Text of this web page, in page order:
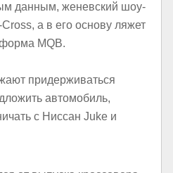
данным, женевский шоу-
а в его основу ляжет
MQB.
придерживаться
автомобиль,
с Ниссан Juke и